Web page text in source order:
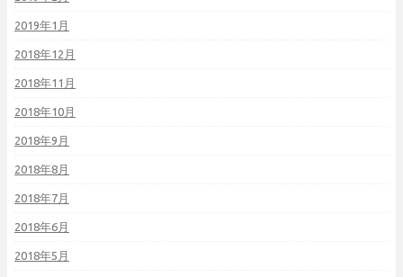
2019年1月
2018年12月
2018年11月
2018年10月
2018年9月
2018年8月
2018年7月
2018年6月
2018年5月